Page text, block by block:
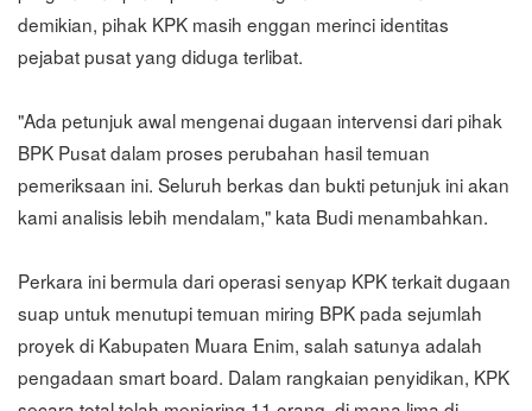
demikian, pihak KPK masih enggan merinci identitas
pejabat pusat yang diduga terlibat.
"Ada petunjuk awal mengenai dugaan intervensi dari pihak
BPK Pusat dalam proses perubahan hasil temuan
pemeriksaan ini. Seluruh berkas dan bukti petunjuk ini akan
kami analisis lebih mendalam," kata Budi menambahkan.
Perkara ini bermula dari operasi senyap KPK terkait dugaan
suap untuk menutupi temuan miring BPK pada sejumlah
proyek di Kabupaten Muara Enim, salah satunya adalah
pengadaan smart board. Dalam rangkaian penyidikan, KPK